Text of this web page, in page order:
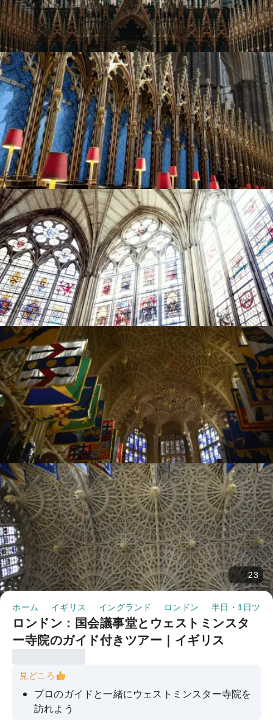
23
ホーム イギリス イングランド ロンドン 半日・1日ツア
ロンドン：国会議事堂とウェストミンスタ
ー寺院のガイド付きツアー｜イギリス
見どころ
プロのガイドと一緒にウェストミンスター寺院を
訪れよう